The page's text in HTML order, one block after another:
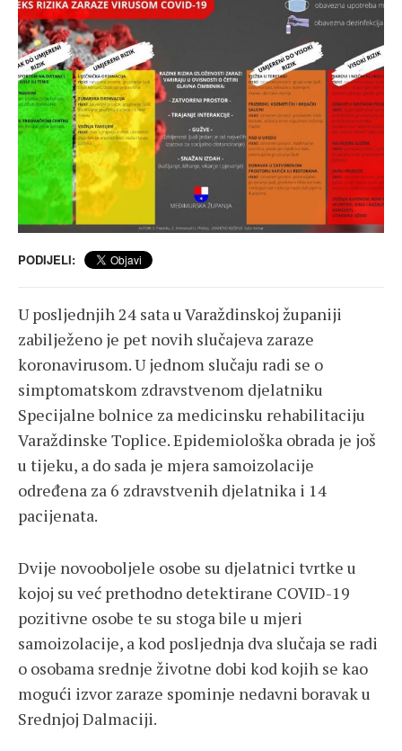
PODIJELI:
U posljednjih 24 sata u Varaždinskoj županiji
zabilježeno je pet novih slučajeva zaraze
koronavirusom. U jednom slučaju radi se o
simptomatskom zdravstvenom djelatniku
Specijalne bolnice za medicinsku rehabilitaciju
Varaždinske Toplice. Epidemiološka obrada je još
u tijeku, a do sada je mjera samoizolacije
određena za 6 zdravstvenih djelatnika i 14
pacijenata.
Dvije novooboljele osobe su djelatnici tvrtke u
kojoj su već prethodno detektirane COVID-19
pozitivne osobe te su stoga bile u mjeri
samoizolacije, a kod posljednja dva slučaja se radi
o osobama srednje životne dobi kod kojih se kao
mogući izvor zaraze spominje nedavni boravak u
Srednjoj Dalmaciji.